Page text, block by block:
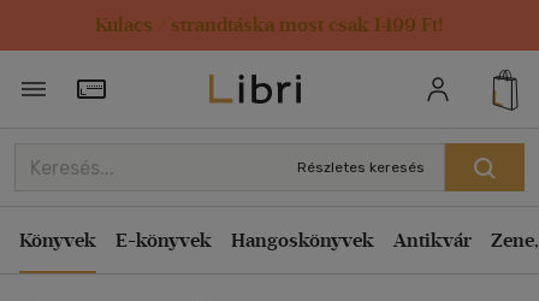
Kulacs / strandtáska most csak 1499 Ft!
Törzsvásárlói Kártya adatai
Részletes keresés
Könyvek E-könyvek Hangoskönyvek Antikvár